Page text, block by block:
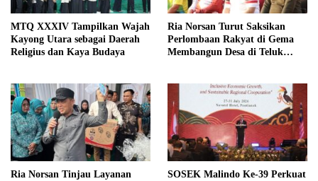
MTQ XXXIV Tampilkan Wajah
Kayong Utara sebagai Daerah
Religius dan Kaya Budaya
Ria Norsan Turut Saksikan
Perlombaan Rakyat di Gema
Membangun Desa di Teluk
Ria Norsan Tinjau Layanan
SOSEK Malindo Ke-39 Perkuat